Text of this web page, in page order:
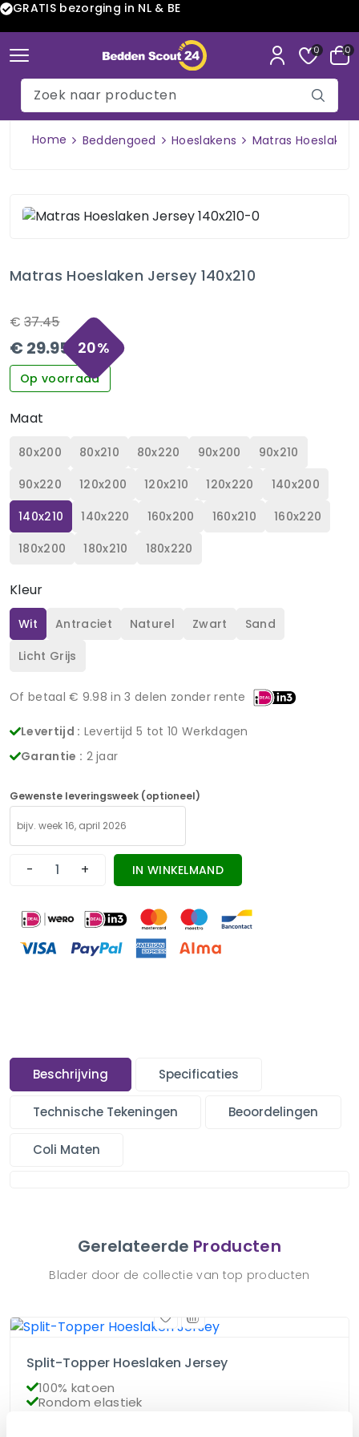
GRATIS bezorging in NL & BE
0 0
Home Beddengoed Hoeslakens Matras Hoeslaken
Matras Hoeslaken Jersey 140x210
€ 37.45
€ 29.95 20%
Op voorraad
Maat
80x200 80x210 80x220 90x200
90x210
90x220
120x200 120x210 120x220
140x200
140x210
140x220 160x200 160x210
160x220
180x200
180x210 180x220
Kleur
Wit Antraciet Naturel Zwart
Sand
Licht Grijs
Of betaal € 9.98 in 3 delen zonder rente
Levertijd : Levertijd 5 tot 10 Werkdagen
Garantie : 2 jaar
Gewenste leveringsweek (optioneel)
- + IN WINKELMAND
Beschrijving Specificaties
Technische Tekeningen Beoordelingen
Coli Maten
Gerelateerde Producten
Blader door de collectie van top producten
Split-Topper Hoeslaken Jersey
100% katoen
Rondom elastiek